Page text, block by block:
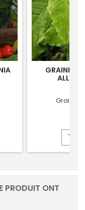
GRAINES
Graines

PRODUIT ONT